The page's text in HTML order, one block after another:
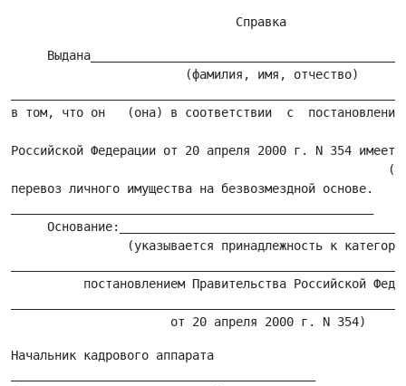
                        (фамилия, имя, отчество)
в том, что он   (она) в соответствии  с
Российской Федерации от 20 апреля 2000 г. N 354 имеет
перевоз личного имущества на безвозмездной основе.
(указывается принадлежность к
постановлением Правительства Российской
Начальник кадрового аппарата